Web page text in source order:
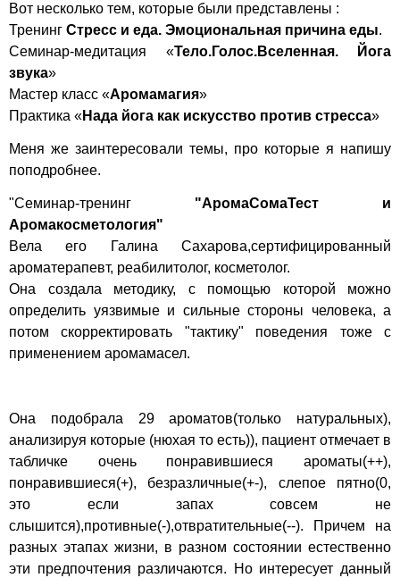
Вот несколько тем, которые были представлены :
Тренинг Стресс и еда. Эмоциональная причина еды.
Семинар-медитация «Тело.Голос.Вселенная. Йога
звука»
Мастер класс «Аромамагия»
Практика «Нада йога как искусство против стресса»
Меня же заинтересовали темы, про которые я напишу
поподробнее.
"Семинар-тренинг "АромаСомаТест и
Аромакосметология"
Вела его Галина Сахарова,сертифицированный
ароматерапевт, реабилитолог, косметолог.
Она создала методику, с помощью которой можно
определить уязвимые и сильные стороны человека, а
потом скорректировать "тактику" поведения тоже с
применением аромамасел.
Она подобрала 29 ароматов(только натуральных),
анализируя которые (нюхая то есть)), пациент отмечает в
табличке очень понравившиеся ароматы(++),
понравившиеся(+), безразличные(+-), слепое пятно(0,
это если запах совсем не
слышится),противные(-),отвратительные(--). Причем на
разных этапах жизни, в разном состоянии естественно
эти предпочтения различаются. Но интересует данный